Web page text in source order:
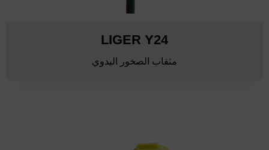
LIGER Y24
مثقاب الصخور اليدوي